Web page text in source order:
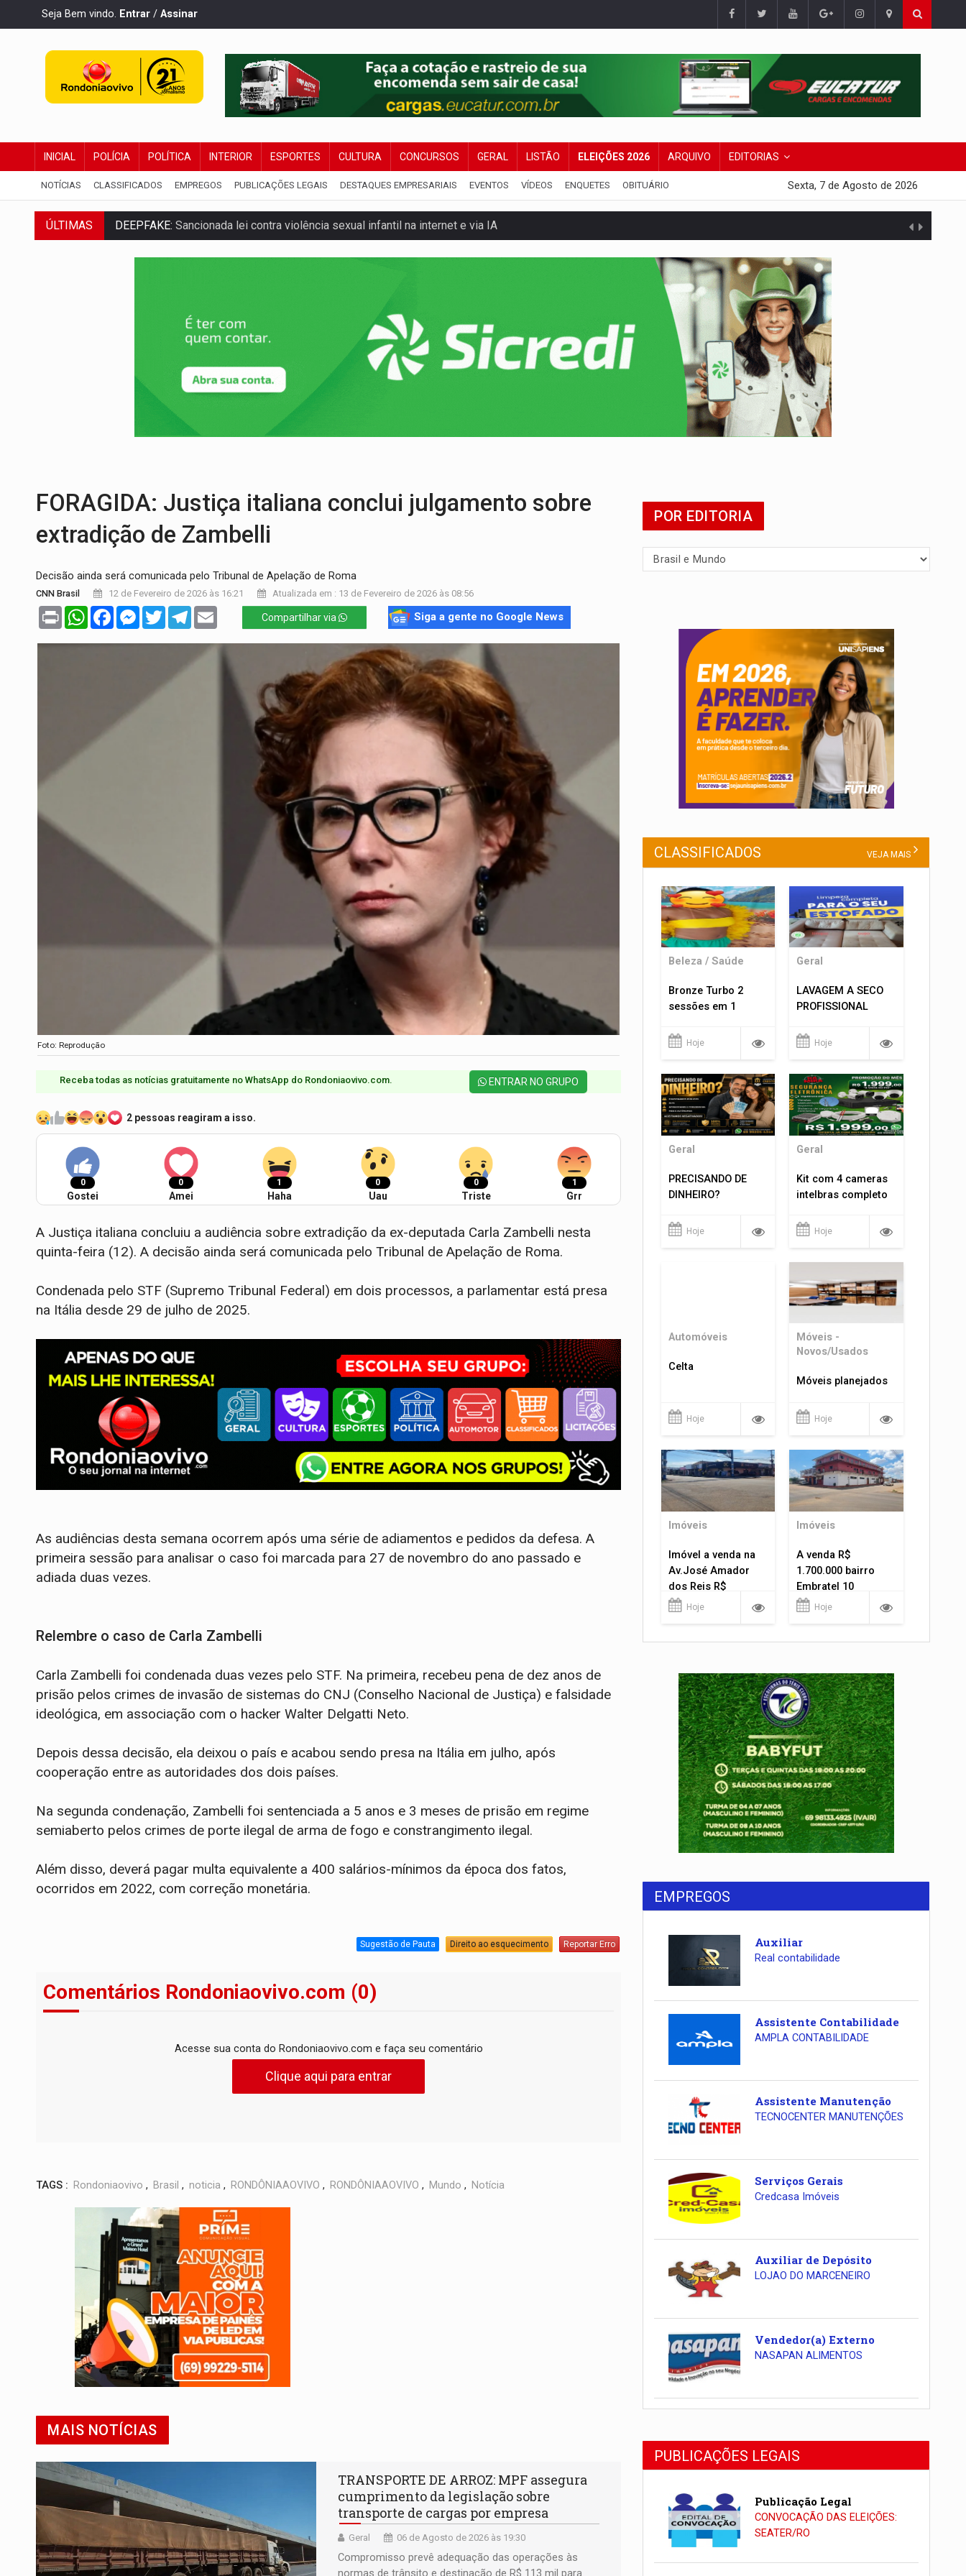
Seja Bem vindo. Entrar / Assinar
INICIAL POLÍCIA POLÍTICA INTERIOR ESPORTES CULTURA CONCURSOS GERAL LISTÃO ELEIÇÕES 2026 ARQUIVO EDITORIAS
NOTÍCIAS CLASSIFICADOS EMPREGOS PUBLICAÇÕES LEGAIS DESTAQUES EMPRESARIAIS EVENTOS VÍDEOS ENQUETES OBITUÁRIO Sexta, 7 de Agosto de 2026
ÚLTIMAS
DEEPFAKE:Sancionada lei contra violência sexual infantil na internet e via IA
COLEGIADO:Brasil e Rússia discutem energia nuclear, defesa e ciência em Brasília
Amazônia Negra ganha projeção nacional com participação de Marcela Bonfim
Porto Velho tem chances de chuvas isoladas nesta sexta-feira (7)
Assembleia Geral delibera greve da educação municipal em Porto Velho
PROCESSO SELETIVO:Rondoniaovivo abre oficina de Comunicação com oportunidade de integrar equipe
AGOSTO LILÁS: MPRO lança de portal e promove reflexão sobre trajetória da Lei Maria da Penha
REGULARIZAÇÃO:Refis 2026 segue até o fim do ano para regularização de débitos
FORAGIDA: Justiça italiana conclui julgamento sobre
extradição de Zambelli
Decisão ainda será comunicada pelo Tribunal de Apelação de Roma
CNN Brasil 12 de Fevereiro de 2026 às 16:21 Atualizada em : 13 de Fevereiro de 2026 às 08:56
Print WhatsAppFacebookMessenger
TwitterTelegram Compartilhar via Siga a gente no Google News
Foto: Reprodução
Receba todas as notícias gratuitamente no WhatsApp do Rondoniaovivo.com.​ ENTRAR NO GRUPO
2 pessoas reagiram a isso.
0
Gostei
0
Amei
1
Haha
0
Uau
0
Triste
1
Grr
A Justiça italiana concluiu a audiência sobre extradição da ex-deputada Carla Zambelli nesta
quinta-feira (12). A decisão ainda será comunicada pelo Tribunal de Apelação de Roma.
Condenada pelo STF (Supremo Tribunal Federal) em dois processos, a parlamentar está presa
na Itália desde 29 de julho de 2025.
As audiências desta semana ocorrem após uma série de adiamentos e pedidos da defesa. A
primeira sessão para analisar o caso foi marcada para 27 de novembro do ano passado e
adiada duas vezes.
Relembre o caso de Carla Zambelli
Carla Zambelli foi condenada duas vezes pelo STF. Na primeira, recebeu pena de dez anos de
prisão pelos crimes de invasão de sistemas do CNJ (Conselho Nacional de Justiça) e falsidade
ideológica, em associação com o hacker Walter Delgatti Neto.
Depois dessa decisão, ela deixou o país e acabou sendo presa na Itália em julho, após
cooperação entre as autoridades dos dois países.
Na segunda condenação, Zambelli foi sentenciada a 5 anos e 3 meses de prisão em regime
semiaberto pelos crimes de porte ilegal de arma de fogo e constrangimento ilegal.
Além disso, deverá pagar multa equivalente a 400 salários-mínimos da época dos fatos,
ocorridos em 2022, com correção monetária.
Sugestão de Pauta Direito ao esquecimento Reportar Erro
Comentários Rondoniaovivo.com (0)
Acesse sua conta do Rondoniaovivo.com e faça seu comentário
Clique aqui para entrar
TAGS : Rondoniaovivo , Brasil , noticia , RONDÔNIAAOVIVO , RONDÔNIAAOVIVO , Mundo , Notícia
MAIS NOTÍCIAS
TRANSPORTE DE ARROZ: MPF assegura
cumprimento da legislação sobre
transporte de cargas por empresa
Geral 06 de Agosto de 2026 às 19:30
Compromisso prevê adequação das operações às
normas de trânsito e destinação de R$ 113 mil para
POR EDITORIA
CLASSIFICADOS VEJA MAIS
Beleza / Saúde
Bronze Turbo 2
sessões em 1
Hoje
Geral
LAVAGEM A SECO
PROFISSIONAL
Hoje
Geral
PRECISANDO DE
DINHEIRO?
Hoje
Geral
Kit com 4 cameras
intelbras completo
Hoje
Automóveis
Celta
Hoje
Móveis -
Novos/Usados
Móveis planejados
Hoje
Imóveis
Imóvel a venda na
Av.José Amador
dos Reis R$
1.400.000
Hoje
Imóveis
A venda R$
1.700.000 bairro
Embratel 10
apartamentos!
Hoje
EMPREGOS
Auxiliar
Real contabilidade
Assistente Contabilidade
AMPLA CONTABILIDADE
Assistente Manutenção
TECNOCENTER MANUTENÇÕES
Serviços Gerais
Credcasa Imóveis
Auxiliar de Depósito
LOJAO DO MARCENEIRO
Vendedor(a) Externo
NASAPAN ALIMENTOS
PUBLICAÇÕES LEGAIS
Publicação Legal
CONVOCAÇÃO DAS ELEIÇÕES:
SEATER/RO